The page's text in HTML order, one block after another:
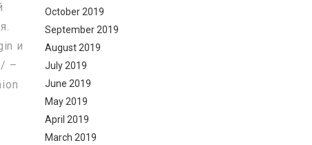
и
–
October 2019
September 2019
August 2019
July 2019
June 2019
May 2019
April 2019
March 2019